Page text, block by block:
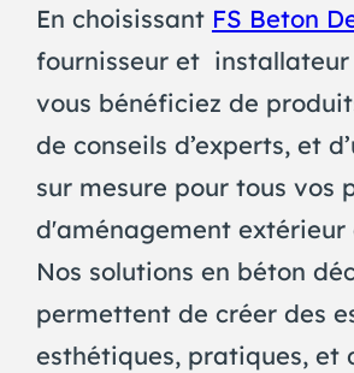
En choisissant FS Beton
fournisseur et installateur
vous bénéficiez de
de conseils d’experts, et
sur mesure pour tous vos
d'aménagement extérieur
Nos solutions en béton
permettent de créer des
esthétiques, pratiques, et